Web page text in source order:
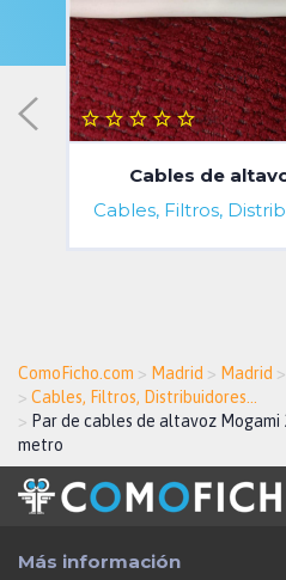
Cables de
Cables, Filtros,
ComoFicho.com > Madrid > Madrid >
> Cables, Filtros, Distribuidores...
> Par de cables de altavoz Mogami
metro
Más información